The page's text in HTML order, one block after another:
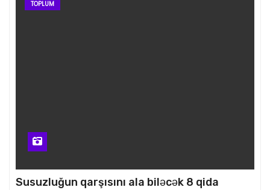
TOPLUM
Susuzluğun qarşısını ala biləcək 8 qida